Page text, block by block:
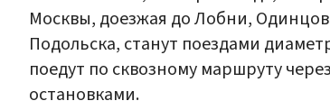
Москвы, доезжая до Лобни,
Подольска, станут поездами
поедут по сквозному маршруту
остановками.